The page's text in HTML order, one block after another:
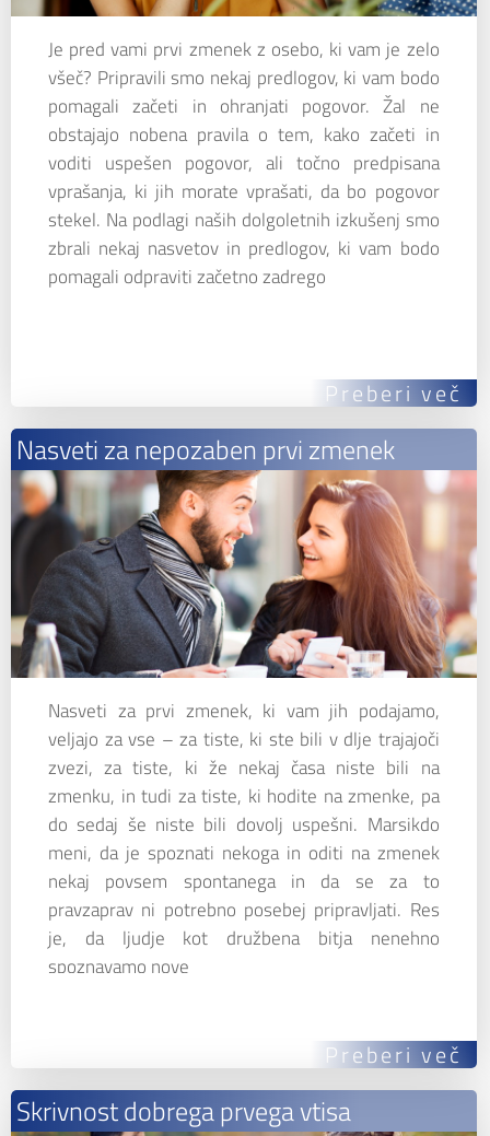
Je pred vami prvi zmenek z osebo, ki vam je zelo
všeč? Pripravili smo nekaj predlogov, ki vam bodo
pomagali začeti in ohranjati pogovor. Žal ne
obstajajo nobena pravila o tem, kako začeti in
voditi uspešen pogovor, ali točno predpisana
vprašanja, ki jih morate vprašati, da bo pogovor
stekel. Na podlagi naših dolgoletnih izkušenj smo
zbrali nekaj nasvetov in predlogov, ki vam bodo
pomagali odpraviti začetno zadrego
Preberi več
Nasveti za nepozaben prvi zmenek
Nasveti za prvi zmenek, ki vam jih podajamo,
veljajo za vse – za tiste, ki ste bili v dlje trajajoči
zvezi, za tiste, ki že nekaj časa niste bili na
zmenku, in tudi za tiste, ki hodite na zmenke, pa
do sedaj še niste bili dovolj uspešni. Marsikdo
meni, da je spoznati nekoga in oditi na zmenek
nekaj povsem spontanega in da se za to
pravzaprav ni potrebno posebej pripravljati. Res
je, da ljudje kot družbena bitja nenehno
spoznavamo nove
Preberi več
Skrivnost dobrega prvega vtisa